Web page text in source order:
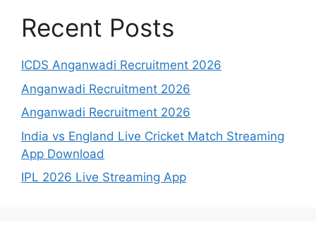
Recent Posts
ICDS Anganwadi Recruitment 2026
Anganwadi Recruitment 2026
Anganwadi Recruitment 2026
India vs England Live Cricket Match Streaming
App Download
IPL 2026 Live Streaming App